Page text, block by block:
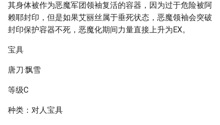
其身体被作为恶魔军团领袖复活的容器，因为过于危险被阿
赖耶封印，但是如果艾丽丝属于垂死状态，恶魔领袖会突破
封印保护容器不死，恶魔化期间力量直接上升为EX。
宝具
唐刀·飘雪
等级C
种类：对人宝具